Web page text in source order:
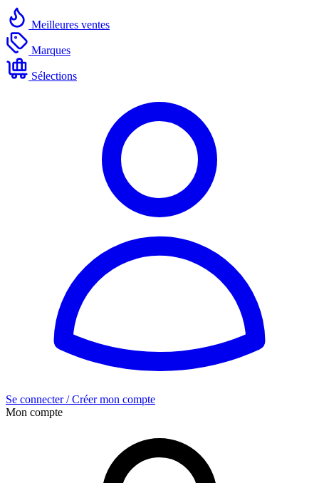
Meilleures ventes
Marques
Sélections
Se connecter / Créer mon compte
Mon compte